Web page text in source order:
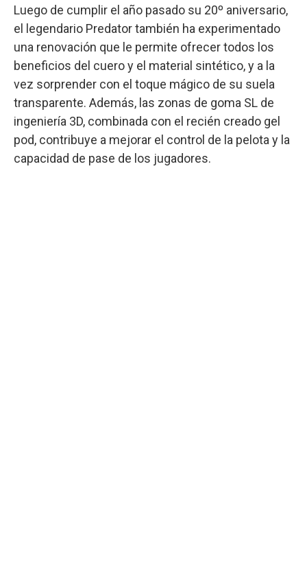
Luego de cumplir el año pasado su 20º aniversario,
el legendario Predator también ha experimentado
una renovación que le permite ofrecer todos los
beneficios del cuero y el material sintético, y a la
vez sorprender con el toque mágico de su suela
transparente. Además, las zonas de goma SL de
ingeniería 3D, combinada con el recién creado gel
pod, contribuye a mejorar el control de la pelota y la
capacidad de pase de los jugadores.